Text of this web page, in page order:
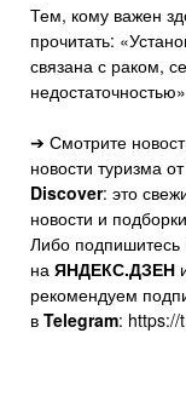
Тем, кому важен
прочитать:
связана с раком,
➔ Смотрите
новости туризма
Discover: это
новости и
Либо подпишитесь
на ЯНДЕКС.ДЗЕН
рекомендуем
в Telegram: https://